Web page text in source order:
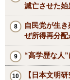
滅亡させた
自民党が生
ぜ所得再分配
“高学歴な人
【日本文明